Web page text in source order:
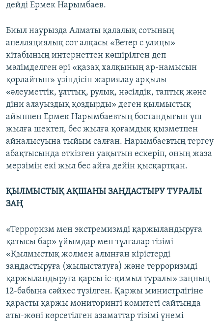
дейді Ермек Нарымбаев.
Биыл наурызда Алматы қалалық сотының
апелляциялық сот алқасы «Ветер с улицы»
кітабының интернеттен көшірілген деп
мәлімделген әрі «қазақ халқының ар-намысын
қорлайтын» үзіндісін жариялау арқылы
«әлеуметтік, ұлттық, рулық, нәсілдік, таптық және
діни алауыздық қоздырды» деген қылмыстық
айыппен Ермек Нарымбаевтың бостандығын үш
жылға шектеп, бес жылға қоғамдық қызметпен
айналысуына тыйым салған. Нарымбаевтың тергеу
абақтысында өткізген уақытын ескеріп, оның жаза
мерзімін екі жыл бес айға дейін қысқартқан.
ҚЫЛМЫСТЫҚ АҚШАНЫ ЗАҢДАСТЫРУ ТУРАЛЫ
ЗАҢ
«Терроризм мен экстремизмді қаржыландыруға
қатысы бар» ұйымдар мен тұлғалар тізімі
«Қылмыстық жолмен алынған кірістерді
заңдастыруға (жылыстатуға) және терроризмді
қаржыландыруға қарсы іс-қимыл туралы» заңның
12-бабына сәйкес түзілген. Қаржы министрлігіне
қарасты қаржы мониторингі комитеті сайтында
аты-жөні көрсетілген азаматтар тізімі үнемі